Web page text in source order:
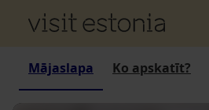
Mājaslapa Ko apskatīt?